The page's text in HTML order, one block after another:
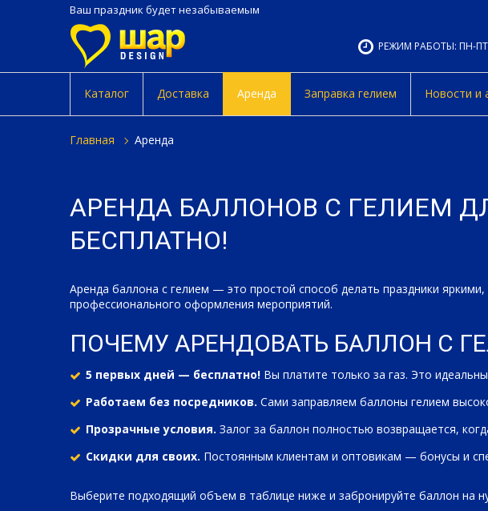
Ваш праздник будет незабываемым
РЕЖИМ РАБОТЫ: ПН-
Каталог Доставка Аренда Заправка гелием Новости и
главная аренда
АРЕНДА БАЛЛОНОВ С ГЕЛИЕМ
БЕСПЛАТНО!
Аренда баллона с гелием — это простой способ делать праздники
профессионального оформления мероприятий.
ПОЧЕМУ АРЕНДОВАТЬ БАЛЛОН С
5 первых дней — бесплатно! Вы платите только за газ. Это
Работаем без посредников. Сами заправляем баллоны гелием
Прозрачные условия. Залог за баллон полностью возвращается,
Скидки для своих. Постоянным клиентам и оптовикам — бонусы и
Выберите подходящий объем в таблице ниже и забронируйте баллон на